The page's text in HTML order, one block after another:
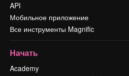
API
Мобильное приложение
Все инструменты Magnific
Начать
Academy